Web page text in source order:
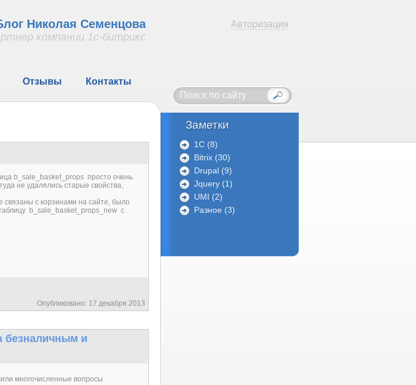
Авторизация
Николая Семенцова
компании 1с-битрикс
Отзывы Контакты
b_sale_basket_props просто очень
не удалялись старые свойства,
связаны с корзинами на сайте, было
b_sale_basket_props_new с
Опубликовано: 17 декабря 2013
безналичным и
многочисленные вопросы
Заметки
1C (8)
Bitrix (30)
Drupal (9)
Jquery (1)
UMI (2)
Разное (3)